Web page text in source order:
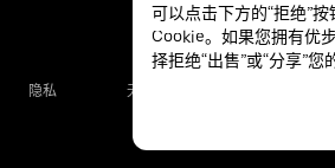
隐私 无障碍服务
可以点击下方的“拒绝”
Cookie。如果您拥有优
择拒绝“出售”或“分享”您